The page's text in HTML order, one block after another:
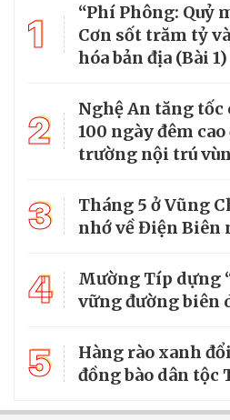
1
“Phí Phông: Quỷ
Cơn sốt trăm tỷ
hóa bản địa (Bài 1)
2
Nghệ An tăng
100 ngày đêm
trường nội trú
3
Tháng 5 ở Vũng
nhớ về Điện Biên
4
Mường Típ dựng
vững đường biên
5
Hàng rào xanh
đồng bào dân tộc